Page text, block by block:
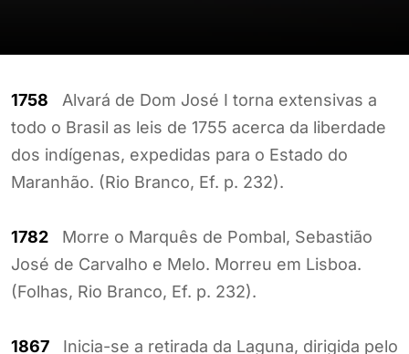
1758 Alvará de Dom José I torna extensivas a
todo o Brasil as leis de 1755 acerca da liberdade
dos indígenas, expedidas para o Estado do
Maranhão. (Rio Branco, Ef. p. 232).
1782 Morre o Marquês de Pombal, Sebastião
José de Carvalho e Melo. Morreu em Lisboa.
(Folhas, Rio Branco, Ef. p. 232).
1867 Inicia-se a retirada da Laguna, dirigida pelo